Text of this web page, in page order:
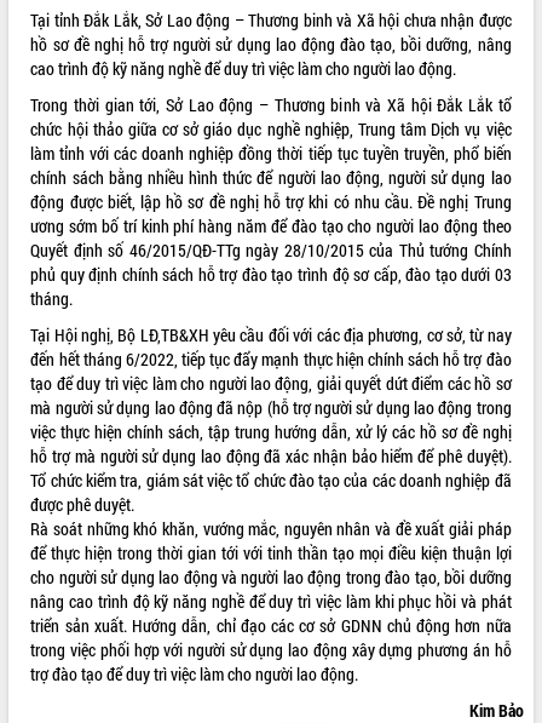
Ngành cá ngừ Đắk Lắk chủ động thích
ứng để giữ vững thị trường xuất khẩu
Diễn đàn Kinh tế tư nhân Việt Nam đột
phá cơ chế - Hợp tác công tư
Đề án 06 tạo bước ngoặt đột phá trong
cải cách hành chính tỉnh Đắk Lắk
Kết nối tour, đẩy mạnh chuyển đổi số
để phát triển du lịch Đắk Lắk
Khởi động Dự án Đầu tư xây dựng hạ
tầng kỹ thuật Cụm công nghiệp Tân
Tiến
Gặp mặt các cơ quan báo chí nhân Kỷ
niệm 101 năm Ngày Báo chí Cách
mạng Việt Nam
Đắk Lắk sơ kết 4 năm triển khai thực
hiện Đề án 06 của Chính phủ
Họp báo thông tin về Hội nghị Công bố
Quy hoạch và Xúc tiến đầu tư tỉnh Đắk
Lắk
Khơi thông điểm nghẽn, đẩy nhanh
giải ngân vốn khắc phục thiên tai
HĐND tỉnh thông qua điều chỉnh Quy
hoạch tỉnh thời kỳ 2021-2030
Hội thảo góp ý hồ sơ điều chỉnh quy
hoạch tỉnh Đắk Lắk thời kỳ 2021-2030,
tầm nhìn đến năm 2050
Hôm nay: 14742
Tất cả: 65990884
Tại tỉnh Đắk Lắk, Sở Lao động – Thương binh và Xã hội chưa nhận được
hồ sơ đề nghị hỗ trợ người sử dụng lao động đào tạo, bồi dưỡng, nâng
cao trình độ kỹ năng nghề để duy trì việc làm cho người lao động.
Trong thời gian tới, Sở Lao động – Thương binh và Xã hội Đắk Lắk tổ
chức hội thảo giữa cơ sở giáo dục nghề nghiệp, Trung tâm Dịch vụ việc
làm tỉnh với các doanh nghiệp đồng thời tiếp tục tuyền truyền, phổ biến
chính sách bằng nhiều hình thức để người lao động, người sử dụng lao
động được biết, lập hồ sơ đề nghị hỗ trợ khi có nhu cầu. Đề nghị Trung
ương sớm bố trí kinh phí hàng năm để đào tạo cho người lao động theo
Quyết định số 46/2015/QĐ-TTg ngày 28/10/2015 của Thủ tướng Chính
phủ quy định chính sách hỗ trợ đào tạo trình độ sơ cấp, đào tạo dưới 03
tháng.
Tại Hội nghị, Bộ LĐ,TB&XH yêu cầu đối với các địa phương, cơ sở, từ nay
đến hết tháng 6/2022, tiếp tục đẩy mạnh thực hiện chính sách hỗ trợ đào
tạo để duy trì việc làm cho người lao động, giải quyết dứt điểm các hồ sơ
mà người sử dụng lao động đã nộp (hỗ trợ người sử dụng lao động trong
việc thực hiện chính sách, tập trung hướng dẫn, xử lý các hồ sơ đề nghị
hỗ trợ mà người sử dụng lao động đã xác nhận bảo hiểm để phê duyệt).
Tổ chức kiểm tra, giám sát việc tổ chức đào tạo của các doanh nghiệp đã
được phê duyệt.
Rà soát những khó khăn, vướng mắc, nguyên nhân và đề xuất giải pháp
để thực hiện trong thời gian tới với tinh thần tạo mọi điều kiện thuận lợi
cho người sử dụng lao động và người lao động trong đào tạo, bồi dưỡng
nâng cao trình độ kỹ năng nghề để duy trì việc làm khi phục hồi và phát
triển sản xuất. Hướng dẫn, chỉ đạo các cơ sở GDNN chủ động hơn nữa
trong việc phối hợp với người sử dụng lao động xây dựng phương án hỗ
trợ đào tạo để duy trì việc làm cho người lao động.
Kim Bảo